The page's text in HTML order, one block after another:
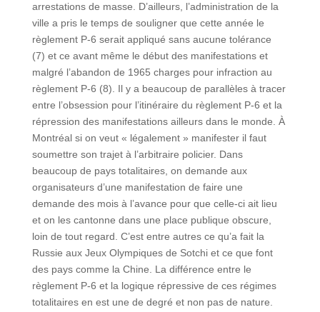
arrestations de masse. D’ailleurs, l’administration de la
ville a pris le temps de souligner que cette année le
règlement P-6 serait appliqué sans aucune tolérance
(7) et ce avant même le début des manifestations et
malgré l’abandon de 1965 charges pour infraction au
règlement P-6 (8). Il y a beaucoup de parallèles à tracer
entre l’obsession pour l’itinéraire du règlement P-6 et la
répression des manifestations ailleurs dans le monde. À
Montréal si on veut « légalement » manifester il faut
soumettre son trajet à l’arbitraire policier. Dans
beaucoup de pays totalitaires, on demande aux
organisateurs d’une manifestation de faire une
demande des mois à l’avance pour que celle-ci ait lieu
et on les cantonne dans une place publique obscure,
loin de tout regard. C’est entre autres ce qu’a fait la
Russie aux Jeux Olympiques de Sotchi et ce que font
des pays comme la Chine. La différence entre le
règlement P-6 et la logique répressive de ces régimes
totalitaires en est une de degré et non pas de nature.